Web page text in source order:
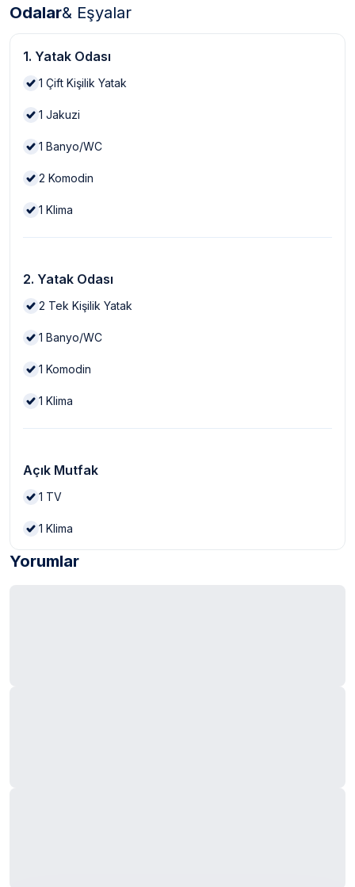
Odalar& Eşyalar
1. Yatak Odası
1 Çift Kişilik Yatak
1 Jakuzi
1 Banyo/WC
2 Komodin
1 Klima
2. Yatak Odası
2 Tek Kişilik Yatak
1 Banyo/WC
1 Komodin
1 Klima
Açık Mutfak
1 TV
1 Klima
Yorumlar